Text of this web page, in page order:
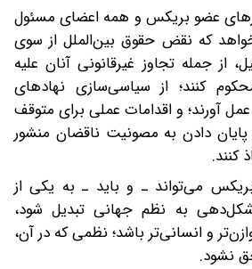
عضو بریکس و همه اعضای مسئول
که نقض حقوق بین‌الملل از سوی
از جمله تجاوز غیرقانونی آنان علیه
کنند؛ از سیاسی‌سازی نهادهای
آورند؛ و اقدامات عملی برای متوقف
دادن به مصونیت ناقضان منشور
کنند.
می‌تواند ـ و باید ـ به یکی از
به نظم جهانی تبدیل شود،
و انسانی‌تر باشد؛ نظمی که در آن،
نشود.